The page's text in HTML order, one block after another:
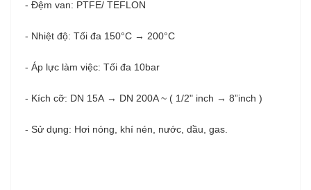
- Đệm van: PTFE/ TEFLON
- Nhiệt độ: Tối đa 150°C → 200°C
- Áp lực làm việc: Tối đa 10bar
- Kích cỡ: DN 15A → DN 200A ~ ( 1/2" inch → 8”inch )
- Sử dụng: Hơi nóng, khí nén, nước, dầu, gas.